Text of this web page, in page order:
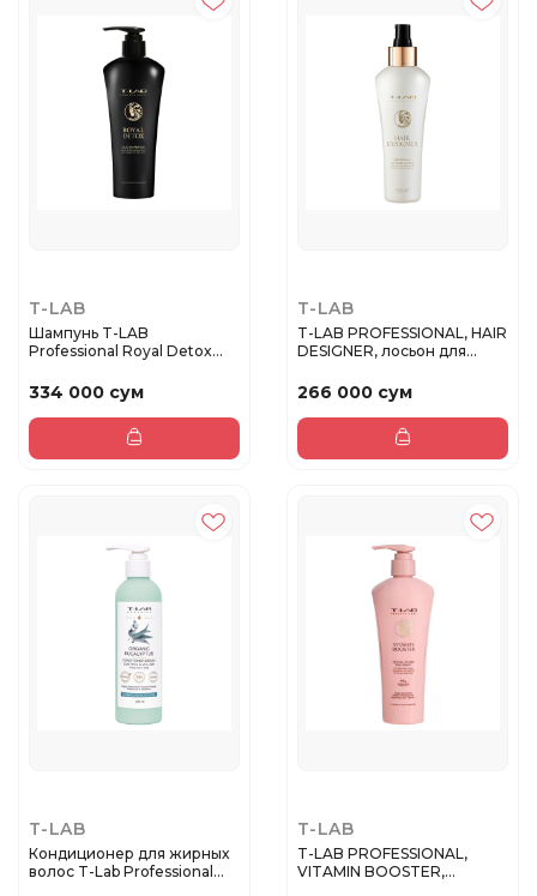
T-LAB
Шампунь T-LAB
Professional Royal Detox
334 000 сум
T-LAB
T-LAB PROFESSIONAL, HAIR
DESIGNER, лосьон для
266 000 сум
T-LAB
Кондиционер для жирных
волос T-Lab Professional
T-LAB
T-LAB PROFESSIONAL,
VITAMIN BOOSTER,